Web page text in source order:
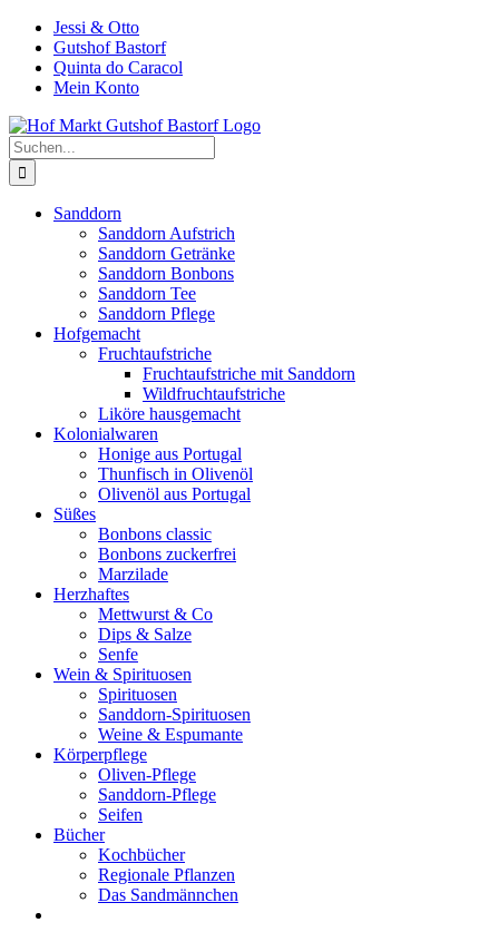
Zum
Inhalt
springen
Jessi & Otto
Gutshof Bastorf
Quinta do Caracol
Mein Konto
Suche
nach:
Sanddorn
Sanddorn Aufstrich
Sanddorn Getränke
Sanddorn Bonbons
Sanddorn Tee
Sanddorn Pflege
Hofgemacht
Fruchtaufstriche
Fruchtaufstriche mit Sanddorn
Wildfruchtaufstriche
Liköre hausgemacht
Kolonialwaren
Honige aus Portugal
Thunfisch in Olivenöl
Olivenöl aus Portugal
Süßes
Bonbons classic
Bonbons zuckerfrei
Marzilade
Herzhaftes
Mettwurst & Co
Dips & Salze
Senfe
Wein & Spirituosen
Spirituosen
Sanddorn-Spirituosen
Weine & Espumante
Körperpflege
Oliven-Pflege
Sanddorn-Pflege
Seifen
Bücher
Kochbücher
Regionale Pflanzen
Das Sandmännchen